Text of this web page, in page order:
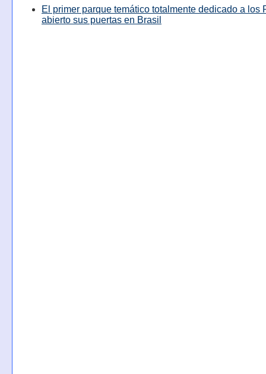
El primer parque temático totalmente dedicado a los
abierto sus puertas en Brasil